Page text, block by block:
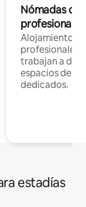
Nómadas
Alojamientos
profesionales
trabajan a
espacios de
dedicados.
estadías